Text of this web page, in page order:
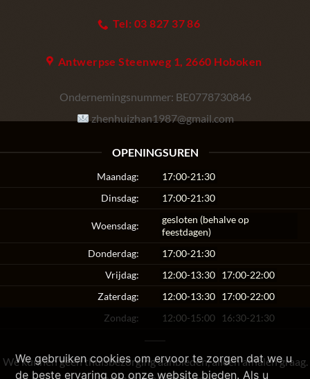
Tel: 03 827 37 86
Antwerpse Steenweg 1, 2660 Hoboken
Ondernemingsnummer: BE0778730846
zhenhuizhan1987@gmail.com
OPENINGSUREN
Maandag:
17:00-21:30
Dinsdag:
17:00-21:30
Woensdag:
gesloten (behalve op
feestdagen)
Donderdag:
17:00-21:30
Vrijdag:
12:00-13:30 17:00-22:00
Zaterdag:
12:00-13:30 17:00-22:00
Zondag:
12:00-15:00 16:30-21:30
We kunnen geen thuisbezorging aanbieden, alleen afhalen graag.
We gebruiken cookies om ervoor te zorgen dat we u
de beste ervaring op onze website bieden. Als u